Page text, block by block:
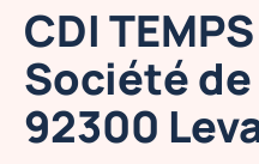
CDI
Société
92300